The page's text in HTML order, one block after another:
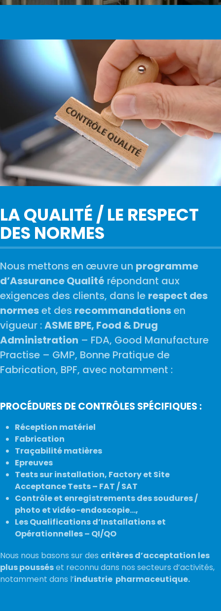
LA QUALITÉ / LE RESPECT
DES NORMES
Nous mettons en œuvre un programme
d’Assurance Qualité répondant aux
exigences des clients, dans le respect des
normeset des recommandationsen
vigueur :ASME BPE, Food & Drug
Administration – FDA, Good Manufacture
Practise – GMP, Bonne Pratique de
Fabrication, BPF, avec notamment :
PROCÉDURES DE CONTRÔLES SPÉCIFIQUES :
Réception matériel
Fabrication
Traçabilité matières
Epreuves
Tests sur installation, Factory et Site
Acceptance Tests – FAT / SAT
Contrôle et enregistrements des soudures /
photo et vidéo-endoscopie…,
Les Qualifications d’Installations et
Opérationnelles – QI/QO
Nous nous basons sur des critères d’acceptation les
plus pousséset reconnu dans nos secteurs d’activités,
notamment dans l’industrie pharmaceutique.